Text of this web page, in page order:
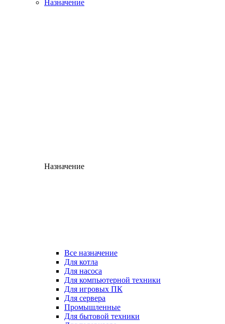
Назначение
Назначение
Все назначение
Для котла
Для насоса
Для компьютерной техники
Для игровых ПК
Для сервера
Промышленные
Для бытовой техники